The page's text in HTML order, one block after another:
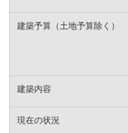
建築予算（土地予算除く）
建築内容
現在の状況